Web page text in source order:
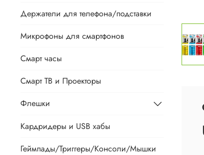
Держатели для телефона/подставки
Микрофоны для смартфонов
Смарт часы
Смарт ТВ и Проекторы
Флешки
Кардридеры и USB хабы
Геймпады/Триггеры/Консоли/Мышки